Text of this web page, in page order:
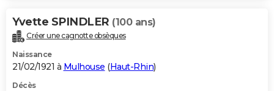
Yvette SPINDLER (100 ans)
Créer une cagnotte obsèques
Naissance
21/02/1921 à Mulhouse (Haut-Rhin)
Décès